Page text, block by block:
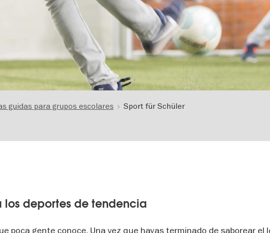
guidas para grupos escolares Sport für Schüler
los deportes de tendencia
poca gente conoce. Una vez que hayas terminado de saborear el